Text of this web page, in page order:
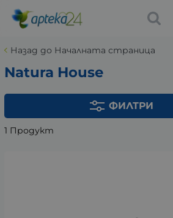
Назад до Началната страница
Natura House
ФИЛТРИ
1 Продукт